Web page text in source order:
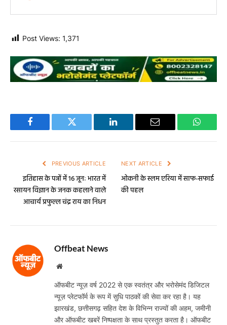
Post Views: 1,371
Facebook Twitter LinkedIn Email
PREVIOUS ARTICLE
इतिहास के पन्नों में 16 जूनः भारत में
रसायन विज्ञान के जनक कहलाने वाले
आचार्य प्रफुल्ल चंद्र राय का निधन
NEXT ARTICLE
ओकनी के स्लम एरिया में साफ-सफाई
की पहल
Offbeat News
Website
ऑफबीट न्यूज़ वर्ष 2022 से एक स्वतंत्र और भरोसेमंद डिजिटल
न्यूज़ प्लेटफॉर्म के रूप में सुधि पाठकों की सेवा कर रहा है। यह
झारखंड, छत्तीसगढ़ सहित देश के विभिन्न राज्यों की अहम, जमीनी
और ऑफबीट खबरें निष्पक्षता के साथ प्रस्तुत करता है। ऑफबीट